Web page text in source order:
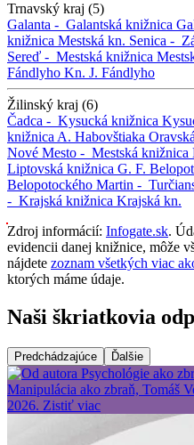
Trnavský kraj (5)
Galanta - Galantská knižnica
knižnica Mestská kn. Senica -
Sereď - Mestská knižnica
Fándlyho Kn. J. Fándlyho
Žilinský kraj (6)
Čadca - Kysucká knižnica
knižnica A. Habovštiaka
Nové Mesto - Mestská knižnica
Liptovská knižnica G. F.
Belopotockého Martin -
- Krajská knižnica Krajská kn.
Zdroj informácií: Infogate.sk.
evidencii danej knižnice, môže
nájdete zoznam všetkých viac
ktorých máme údaje.
Naši škriatkovia
Predchádzajúce Ďalšie